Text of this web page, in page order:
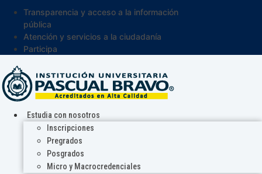
Transparencia y acceso a la información
pública
Atención y servicios a la ciudadanía
Participa
Estudia con nosotros
Inscripciones
Pregrados
Posgrados
Micro y Macrocredenciales